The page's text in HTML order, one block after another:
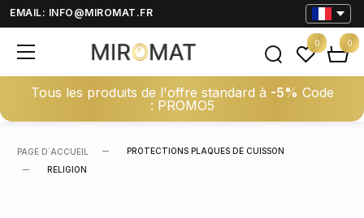
EMAIL: INFO@MIROMAT.FR
Tous les produits de l'offre standard à -5% Code
: PROMO5
0 0
PAGE D΄ACCUEIL
PROTECTIONS PLAQUES DE CUISSON
RELIGION